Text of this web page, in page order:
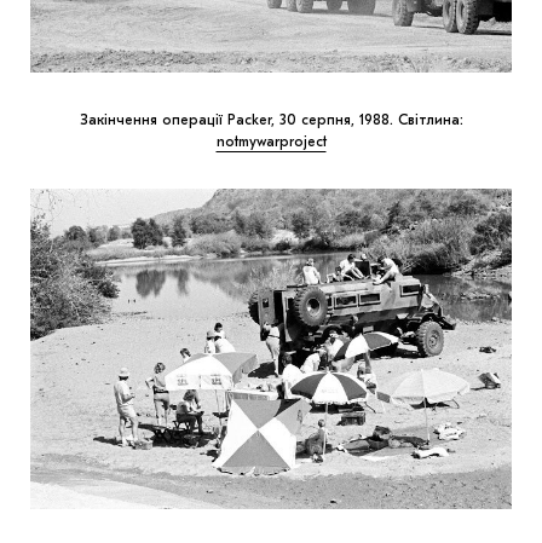
Закінчення операції Packer, 30 серпня, 1988. Світлина:
notmywarproject